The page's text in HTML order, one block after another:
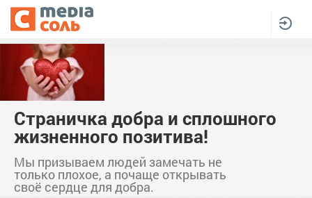
Страничка добра и сплошного
жизненного позитива!
Мы призываем людей замечать не
только плохое, а почаще открывать
своё сердце для добра.